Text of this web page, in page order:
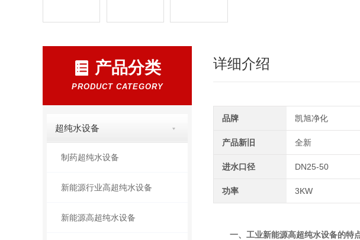
产品分类
PRODUCT CATEGORY
超纯水设备
制药超纯水设备
新能源行业高超纯水设备
新能源高超纯水设备
详细介绍
品牌 凯旭净化
产品新旧 全新
进水口径 DN25-50
功率 3KW
一、工业新能源高超纯水设备的特